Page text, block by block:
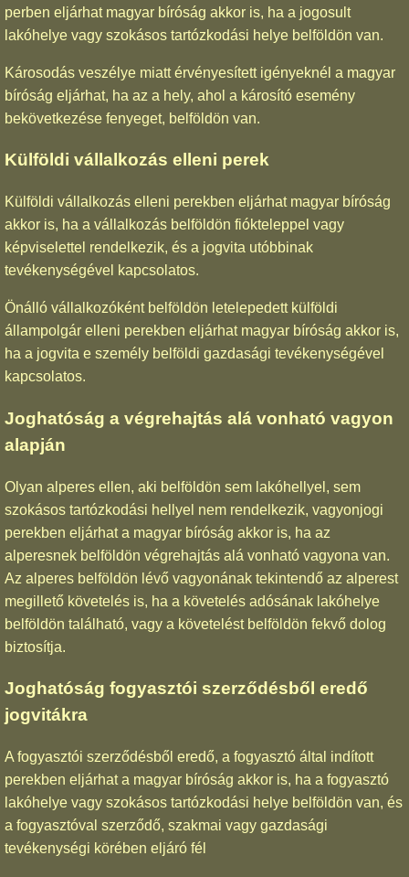
perben eljárhat magyar bíróság akkor is, ha a jogosult
lakóhelye vagy szokásos tartózkodási helye belföldön van.
Károsodás veszélye miatt érvényesített igényeknél a magyar
bíróság eljárhat, ha az a hely, ahol a károsító esemény
bekövetkezése fenyeget, belföldön van.
Külföldi vállalkozás elleni perek
Külföldi vállalkozás elleni perekben eljárhat magyar bíróság
akkor is, ha a vállalkozás belföldön fiókteleppel vagy
képviselettel rendelkezik, és a jogvita utóbbinak
tevékenységével kapcsolatos.
Önálló vállalkozóként belföldön letelepedett külföldi
állampolgár elleni perekben eljárhat magyar bíróság akkor is,
ha a jogvita e személy belföldi gazdasági tevékenységével
kapcsolatos.
Joghatóság a végrehajtás alá vonható vagyon
alapján
Olyan alperes ellen, aki belföldön sem lakóhellyel, sem
szokásos tartózkodási hellyel nem rendelkezik, vagyonjogi
perekben eljárhat a magyar bíróság akkor is, ha az
alperesnek belföldön végrehajtás alá vonható vagyona van.
Az alperes belföldön lévő vagyonának tekintendő az alperest
megillető követelés is, ha a követelés adósának lakóhelye
belföldön található, vagy a követelést belföldön fekvő dolog
biztosítja.
Joghatóság fogyasztói szerződésből eredő
jogvitákra
A fogyasztói szerződésből eredő, a fogyasztó által indított
perekben eljárhat a magyar bíróság akkor is, ha a fogyasztó
lakóhelye vagy szokásos tartózkodási helye belföldön van, és
a fogyasztóval szerződő, szakmai vagy gazdasági
tevékenységi körében eljáró fél